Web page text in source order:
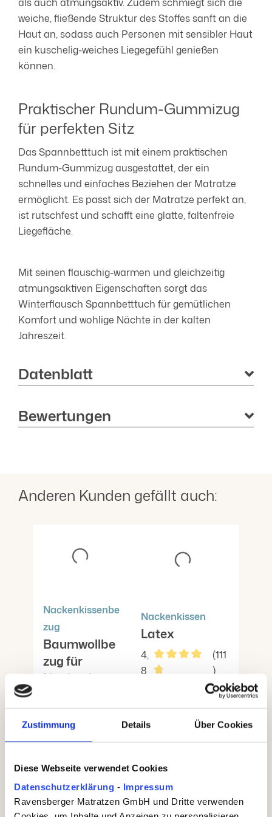
Zustimmung Details Über Cookies
Diese Webseite verwendet Cookies
Datenschutzerklärung - Impressum
Ravensberger Matratzen GmbH und Dritte verwenden
weiche, fließende Struktur des Stoffes sanft an die
Haut an, sodass auch Personen mit sensibler Haut
ein kuschelig-weiches Liegegefühl genießen
können.
Praktischer Rundum-Gummizug
für perfekten Sitz
Das Spannbetttuch ist mit einem praktischen
Rundum-Gummizug ausgestattet, der ein
schnelles und einfaches Beziehen der Matratze
ermöglicht. Es passt sich der Matratze perfekt an,
ist rutschfest und schafft eine glatte, faltenfreie
Liegefläche.
Mit seinen flauschig-warmen und gleichzeitig
atmungsaktiven Eigenschaften sorgt das
Winterflausch Spannbetttuch für gemütlichen
Komfort und wohlige Nächte in der kalten
Jahreszeit.
Datenblatt
Bewertungen
Anderen Kunden gefällt auch:
Nackenkissenbe
zug
Baumwollbe
zug für
Nackenkisse
Durchschnittliche Bewertung von 5 von 5
Eigenschaften
durch 50%
Baumwolle
Nackenkissen
Latex
4,
8
Durchschnittliche
(111
)
Nackenstützkiss
hochwertigem
Kern aus 50 %
mit einer Höhe
von ca. 12 cm –
besonders für